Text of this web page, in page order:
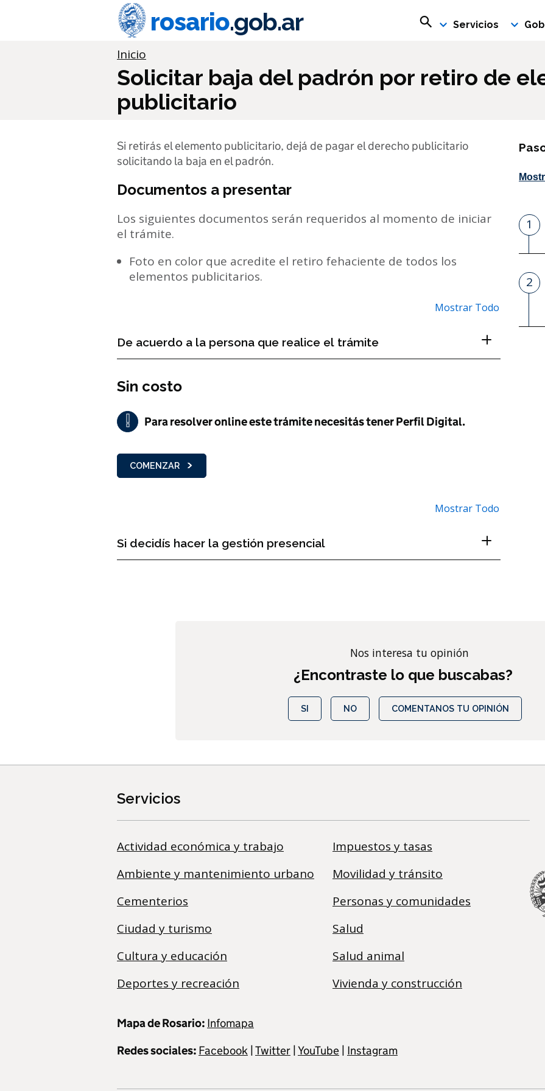
rosario.gob.ar Buscar en rosario.gob.ar
Servicios
Información importante
Inicio
Solicitar baja del padrón por retiro de
publicitario
Si retirás el elemento publicitario, dejá de pagar el derecho publicitario
solicitando la baja en el padrón.
Documentos a presentar
Los siguientes documentos serán requeridos al momento de iniciar
el trámite.
Foto en color que acredite el retiro fehaciente de todos los
elementos publicitarios.
Mostrar Todo
De acuerdo a la persona que realice el trámite
Sin costo
! Importante
Para resolver online este trámite necesitás tener Perfil Digital.
COMENZAR
Mostrar Todo
Si decidís hacer la gestión presencial
1
2
Nos interesa tu opinión
¿Encontraste lo que buscabas?
SI NO COMENTANOS TU OPINIÓN
Servicios
Actividad económica y trabajo
Ambiente y mantenimiento urbano
Cementerios
Ciudad y turismo
Cultura y educación
Deportes y recreación
Impuestos y tasas
Movilidad y tránsito
Personas y comunidades
Salud
Salud animal
Vivienda y construcción
Mapa de Rosario: Infomapa
Redes sociales: Facebook Twitter YouTube Instagram